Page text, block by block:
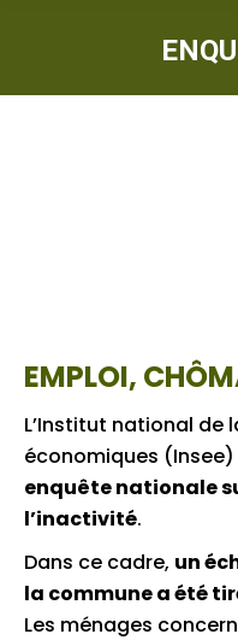
EMPLOI,
L’Institut national
économiques
enquête nationale
l’inactivité.
Dans ce cadre, un
la commune a été
Les ménages